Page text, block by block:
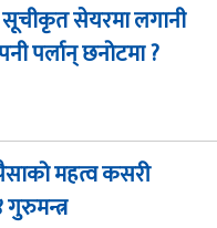
सेयरमा लगानी
पर्लान् छनोटमा ?
महत्व कसरी